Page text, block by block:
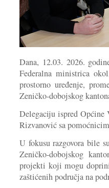
Dana, 12.03. 2026.
Federalna ministrica
prostorno uređenje,
Zeničko-dobojskog
Delegaciju ispred
Rizvanović sa
U fokusu razgovora bile
Zeničko-dobojskog
projekti koji mogu
zaštićenih područja na